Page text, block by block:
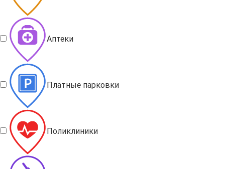
Аптеки
Платные парковки
Поликлиники